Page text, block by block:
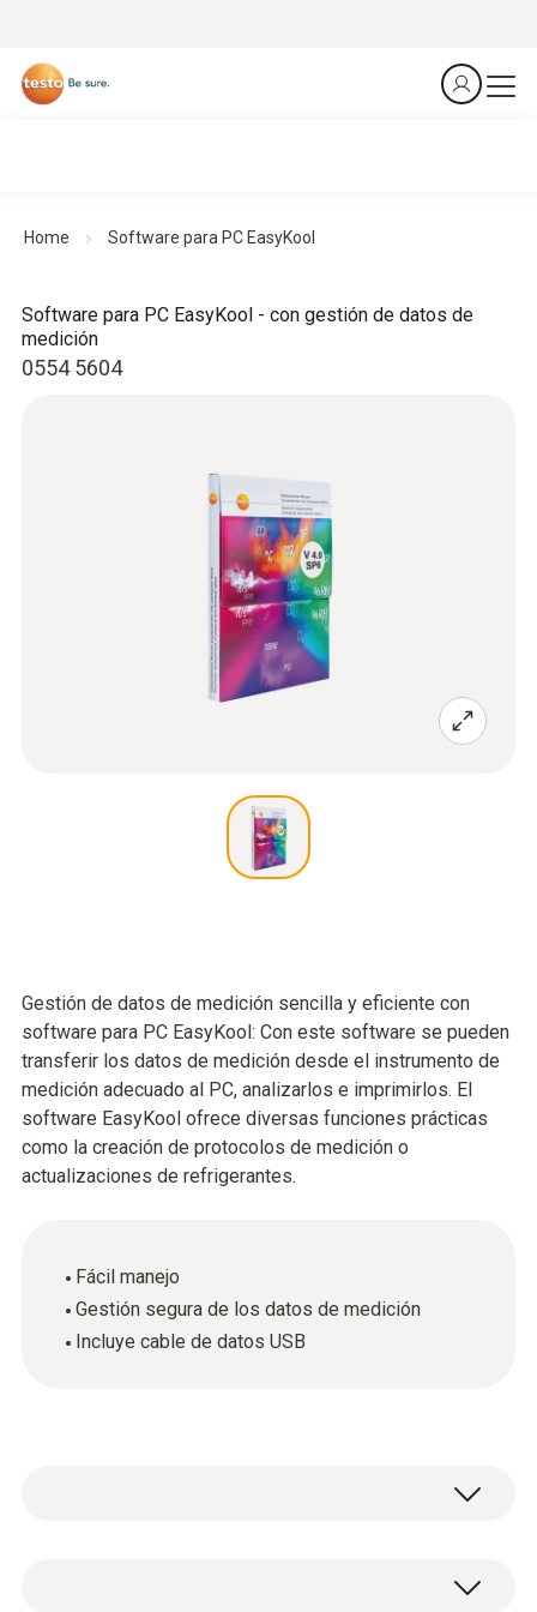
Home Software para PC EasyKool
0554 5604
Software para PC EasyKool - con gestión de datos de
medición
Gestión de datos de medición sencilla y eficiente con
software para PC EasyKool: Con este software se pueden
transferir los datos de medición desde el instrumento de
medición adecuado al PC, analizarlos e imprimirlos. El
software EasyKool ofrece diversas funciones prácticas
como la creación de protocolos de medición o
actualizaciones de refrigerantes.
Fácil manejo
Gestión segura de los datos de medición
Incluye cable de datos USB